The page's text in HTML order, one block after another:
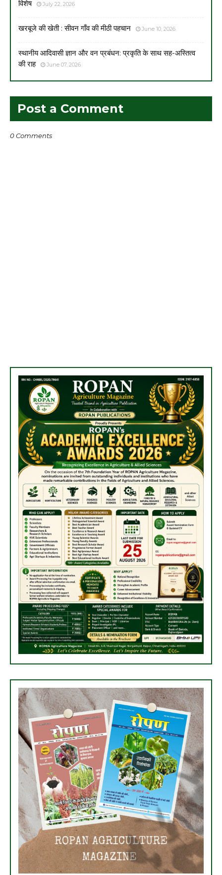
विशेष July 22, 2026
खरबूजे की खेती : सीवन गाँव की मीठी पहचान June 10, 2026
स्थानीय आदिवासी ज्ञान और वन प्रबंधन: प्रकृति के साथ सह-अस्तित्व
की राह
June 07, 2026
Post a Comment
0 Comments